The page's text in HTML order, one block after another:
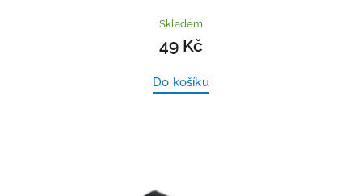
Skladem
49 Kč
Do košíku